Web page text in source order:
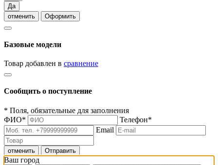
Да
отменить
Оформить
Базовые модели
Товар добавлен в сравнение
Сообщить о поступление
* Поля, обязательные для заполнения
ФИО* Телефон*
Email
отменить Отправить
Ваш город